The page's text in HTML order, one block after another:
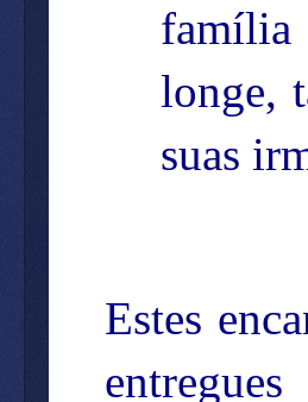
família
longe,
suas
Estes